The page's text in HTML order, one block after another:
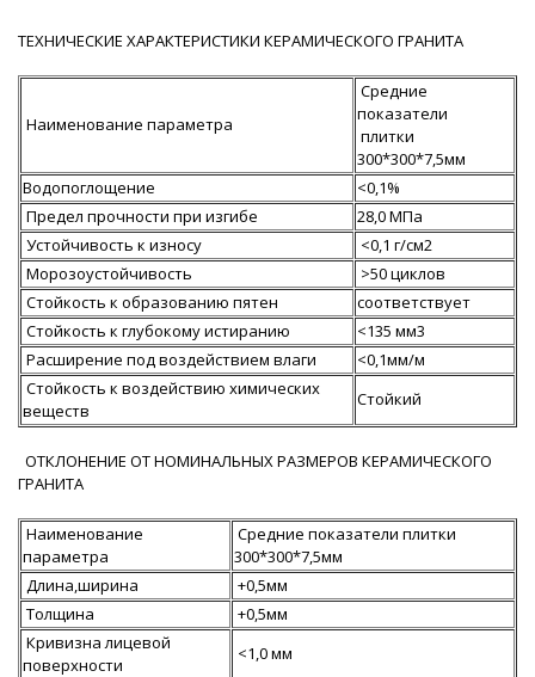
ТЕХНИЧЕСКИЕ ХАРАКТЕРИСТИКИ КЕРАМИЧЕСКОГО ГРАНИТА
Наименование параметра
Средние
показатели
плитки
300*300*7,5мм
Водопоглощение
<0,1%
Предел прочности при изгибе
28,0 MПа
Устойчивость к износу
<0,1 г/см2
Морозоустойчивость
>50 циклов
Стойкость к образованию пятен
соответствует
Стойкость к глубокому истиранию
<135 мм3
Расширение под воздействием влаги
<0,1мм/м
Стойкость к воздействию химических
веществ
Стойкий
ОТКЛОНЕНИЕ ОТ НОМИНАЛЬНЫХ РАЗМЕРОВ КЕРАМИЧЕСКОГО
ГРАНИТА
Наименование
параметра
Средние показатели плитки
300*300*7,5мм
Длина,ширина
+0,5мм
Толщина
+0,5мм
Кривизна лицевой
поверхности
<1,0 мм